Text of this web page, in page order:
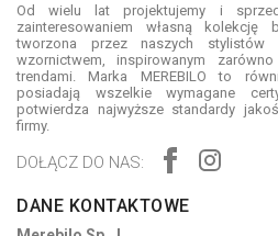
Od wielu lat projektujemy i
zainteresowaniem własną
tworzona przez naszych stylistów
wzornictwem, inspirowanym
trendami. Marka MEREBILO to
posiadają wszelkie wymagane
potwierdza najwyższe standardy
firmy.
DOŁĄCZ DO NAS:
DANE KONTAKTOWE